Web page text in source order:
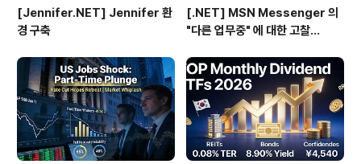
[Jennifer.NET] Jennifer 환
경 구축
[.NET] MSN Messenger 의
"다른 업무중" 에 대한 고찰...